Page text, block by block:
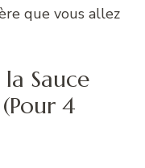
que vous allez
Sauce
4